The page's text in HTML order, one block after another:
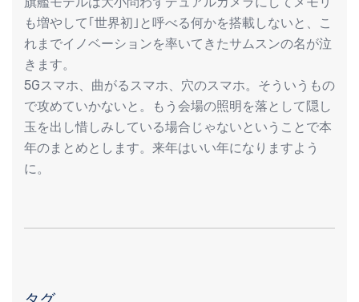
も増やして｢世界初｣と呼べる何かを搭載しないと、こ
れまでイノベーションを率いてきたサムスンの名が泣
きます。
5Gスマホ、曲がるスマホ、穴のスマホ。そういうもの
で攻めていかないと。もう会場の照明を落として隠し
玉を出し惜しみしている場合じゃないということで本
年のまとめとします。来年はいい年になりますよう
に。